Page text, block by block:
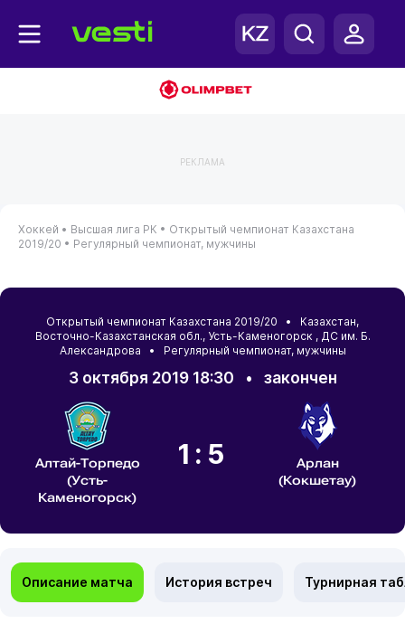
РЕКЛАМА
Хоккей • Высшая лига РК • Открытый чемпионат Казахстана
2019/20 • Регулярный чемпионат, мужчины
Открытый чемпионат Казахстана 2019/20 • Казахстан,
Восточно-Казахстанская обл., Усть-Каменогорск , ДС им. Б.
Александрова • Регулярный чемпионат, мужчины
3 октября 2019 18:30 • закончен
Алтай-Торпедо
(Усть-
Каменогорск)
1:5
Арлан
(Кокшетау)
Описание матча История встреч Турнирная